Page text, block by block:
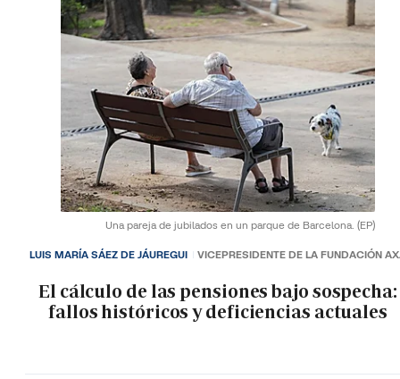
Una pareja de jubilados en un parque de Barcelona. (EP)
El cálculo de las pensiones bajo sospecha:
fallos históricos y deficiencias actuales
LUIS MARÍA SÁEZ DE JÁUREGUI VICEPRESIDENTE DE LA FUNDACIÓN